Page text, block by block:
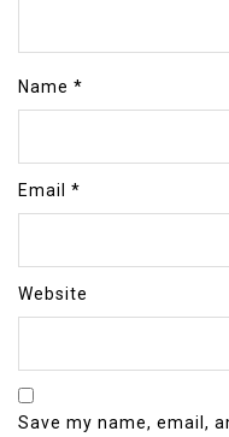
Name *
Email *
Website
Save my name, email,